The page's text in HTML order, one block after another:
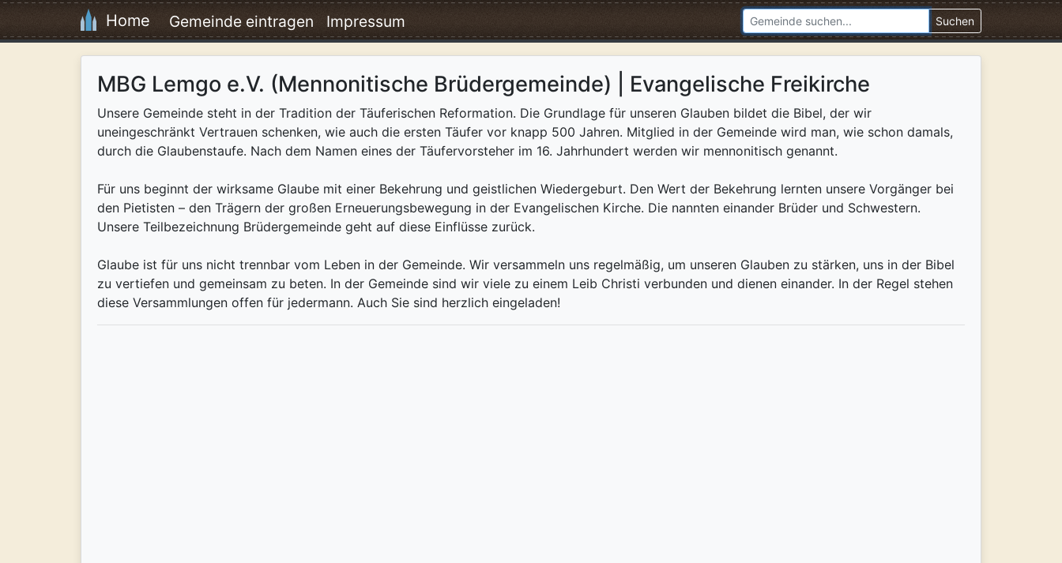
Home Gemeinde eintragen Impressum Suchen
MBG Lemgo e.V. (Mennonitische Brüdergemeinde) | Evangelische Freikirche
Unsere Gemeinde steht in der Tradition der Täuferischen Reformation. Die Grundlage für unseren Glauben bildet die Bibel, der wir
uneingeschränkt Vertrauen schenken, wie auch die ersten Täufer vor knapp 500 Jahren. Mitglied in der Gemeinde wird man, wie schon damals,
durch die Glaubenstaufe. Nach dem Namen eines der Täufervorsteher im 16. Jahrhundert werden wir mennonitisch genannt.
Für uns beginnt der wirksame Glaube mit einer Bekehrung und geistlichen Wiedergeburt. Den Wert der Bekehrung lernten unsere Vorgänger bei
den Pietisten – den Trägern der großen Erneuerungsbewegung in der Evangelischen Kirche. Die nannten einander Brüder und Schwestern.
Unsere Teilbezeichnung Brüdergemeinde geht auf diese Einflüsse zurück.
Glaube ist für uns nicht trennbar vom Leben in der Gemeinde. Wir versammeln uns regelmäßig, um unseren Glauben zu stärken, uns in der Bibel
zu vertiefen und gemeinsam zu beten. In der Gemeinde sind wir viele zu einem Leib Christi verbunden und dienen einander. In der Regel stehen
diese Versammlungen offen für jedermann. Auch Sie sind herzlich eingeladen!